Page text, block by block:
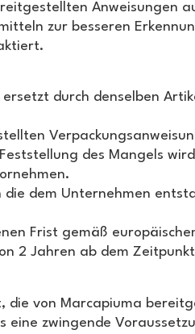
Anweisungen
zur besseren
durch denselben
des Mangels
dem Unternehmen
Frist gemäß
2 Jahren ab dem
von Marcapiuma
zwingende